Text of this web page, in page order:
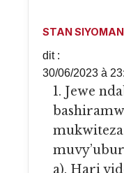
STAN
dit :
30/06/2023 à
1. Jewe ndabona ko bamwe
a). Hari